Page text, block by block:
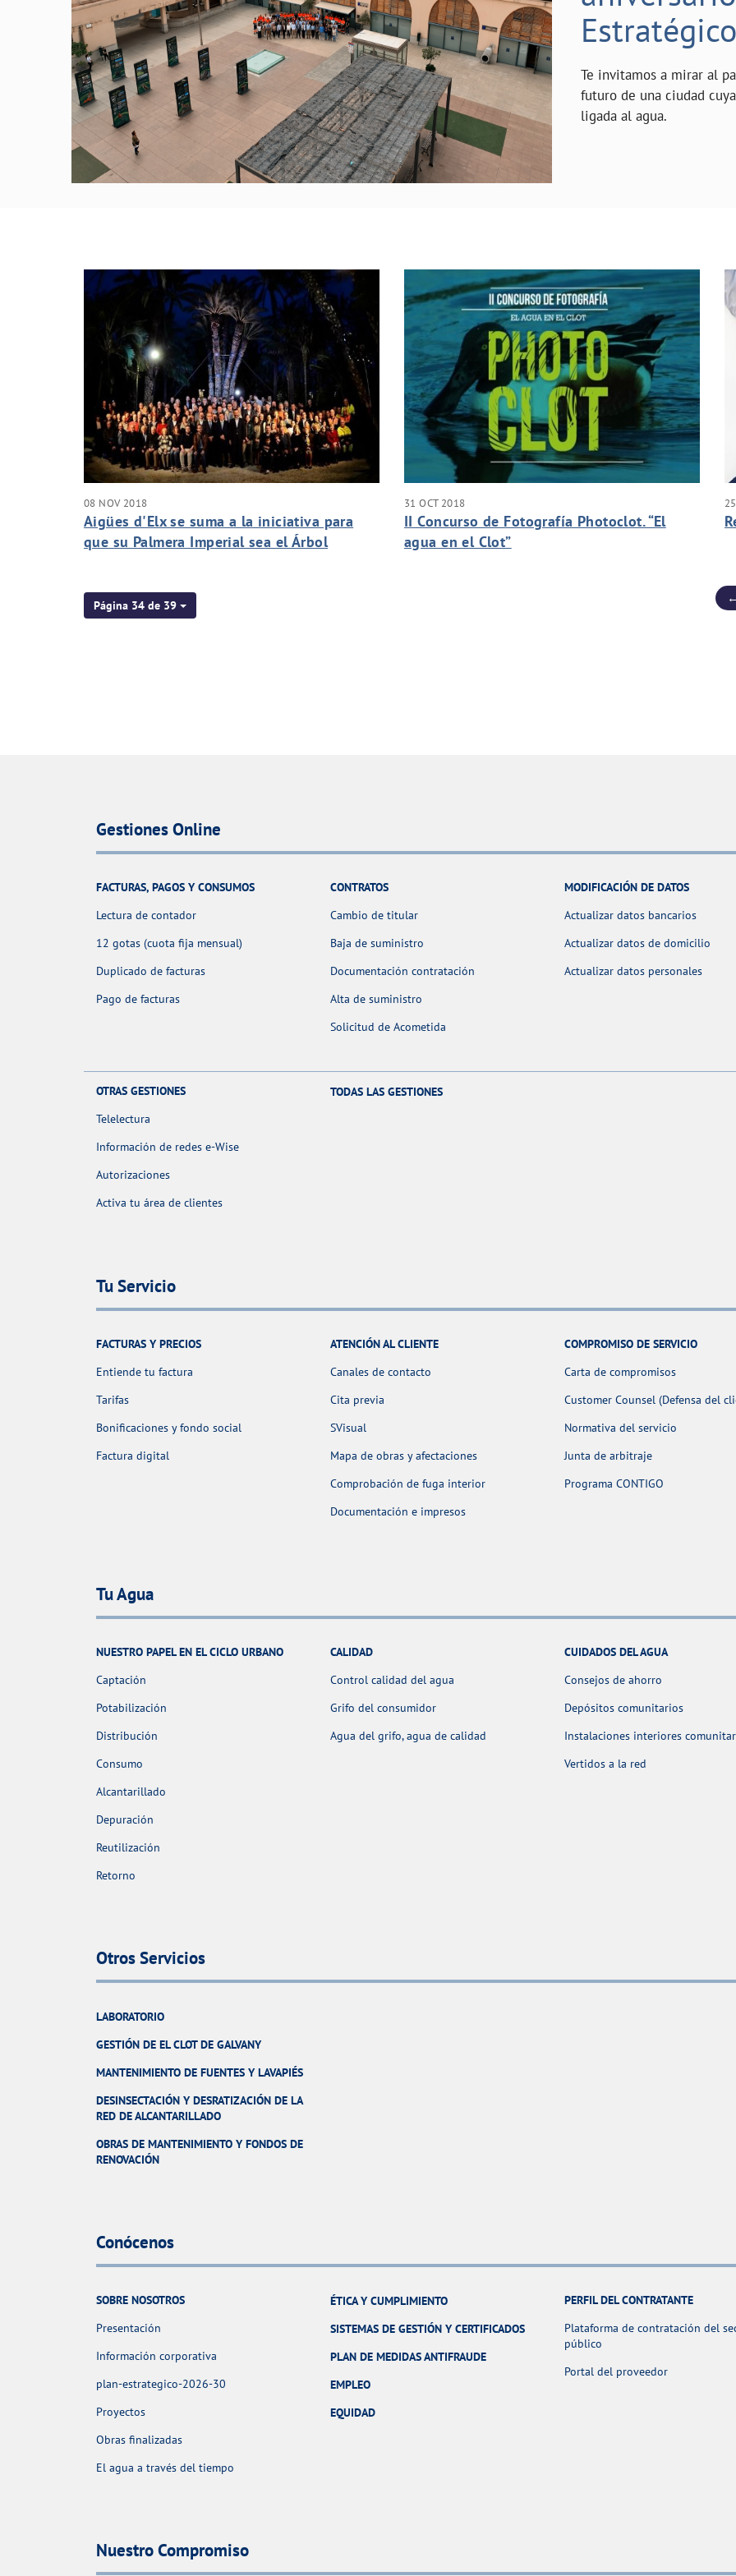
Te invitamos a mirar al
futuro de una ciudad
ligada al agua.
08 NOV 2018
Aigües d'Elx se suma a la iniciativa para
que su Palmera Imperial sea el Árbol
31 OCT 2018
II Concurso de Fotografía Photoclot. “El
agua en el Clot”
Página 34 de 39
Gestiones Online
FACTURAS, PAGOS Y CONSUMOS
Lectura de contador
12 gotas (cuota fija mensual)
Duplicado de facturas
Pago de facturas
CONTRATOS
Cambio de titular
Baja de suministro
Documentación contratación
Alta de suministro
Solicitud de Acometida
MODIFICACIÓN DE DATOS
Actualizar datos bancarios
Actualizar datos de domicilio
Actualizar datos personales
OTRAS GESTIONES
Telelectura
Información de redes e-Wise
Autorizaciones
Activa tu área de clientes
TODAS LAS GESTIONES
Tu Servicio
FACTURAS Y PRECIOS
Entiende tu factura
Tarifas
Bonificaciones y fondo social
Factura digital
ATENCIÓN AL CLIENTE
Canales de contacto
Cita previa
SVisual
Mapa de obras y afectaciones
Comprobación de fuga interior
Documentación e impresos
COMPROMISO DE SERVICIO
Carta de compromisos
Customer Counsel (Defensa del
Normativa del servicio
Junta de arbitraje
Programa CONTIGO
Tu Agua
NUESTRO PAPEL EN EL CICLO URBANO
Captación
Potabilización
Distribución
Consumo
Alcantarillado
Depuración
Reutilización
Retorno
CALIDAD
Control calidad del agua
Grifo del consumidor
Agua del grifo, agua de calidad
CUIDADOS DEL AGUA
Consejos de ahorro
Depósitos comunitarios
Instalaciones interiores
Vertidos a la red
Otros Servicios
LABORATORIO
GESTIÓN DE EL CLOT DE GALVANY
MANTENIMIENTO DE FUENTES Y LAVAPIÉS
DESINSECTACIÓN Y DESRATIZACIÓN DE LA
RED DE ALCANTARILLADO
OBRAS DE MANTENIMIENTO Y FONDOS DE
RENOVACIÓN
Conócenos
SOBRE NOSOTROS
Presentación
Información corporativa
plan-estrategico-2026-30
Proyectos
Obras finalizadas
El agua a través del tiempo
ÉTICA Y CUMPLIMIENTO
SISTEMAS DE GESTIÓN Y CERTIFICADOS
PLAN DE MEDIDAS ANTIFRAUDE
EMPLEO
EQUIDAD
PERFIL DEL CONTRATANTE
Plataforma de contratación del
público
Portal del proveedor
Nuestro Compromiso